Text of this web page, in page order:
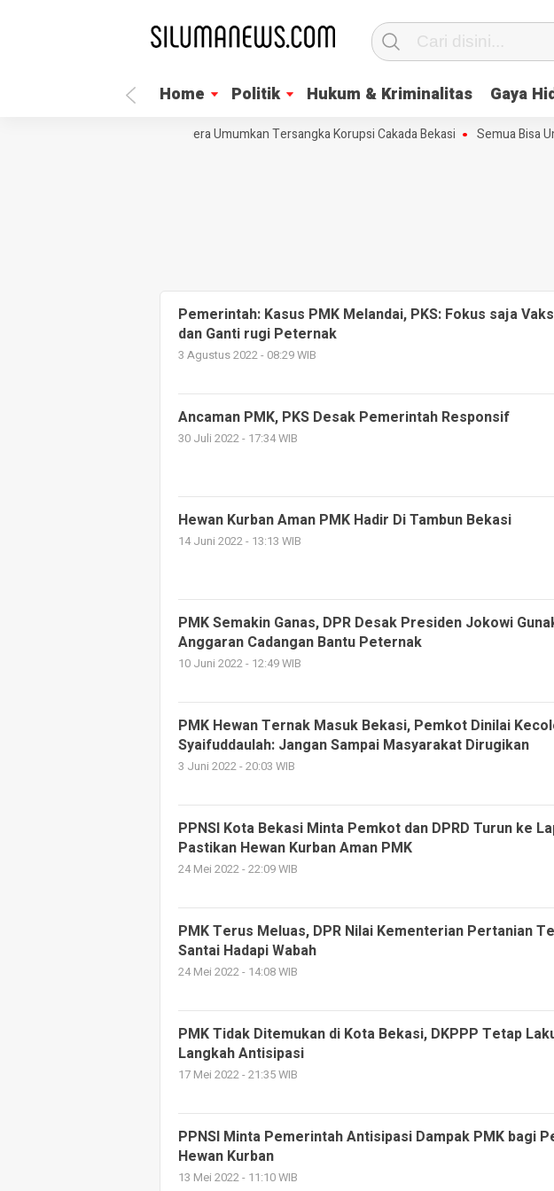
Home Politik Hukum & Kriminalitas Gaya
LSM Trinusa Desak KPK Segera Umumkan Tersangka Korupsi Cakada Bekasi Semua Bisa
Pemerintah: Kasus PMK Melandai, PKS: Fokus saja
dan Ganti rugi Peternak
3 Agustus 2022 - 08:29 WIB
Ancaman PMK, PKS Desak Pemerintah Responsif
30 Juli 2022 - 17:34 WIB
Hewan Kurban Aman PMK Hadir Di Tambun Bekasi
14 Juni 2022 - 13:13 WIB
PMK Semakin Ganas, DPR Desak Presiden Jokowi
Anggaran Cadangan Bantu Peternak
10 Juni 2022 - 12:49 WIB
PMK Hewan Ternak Masuk Bekasi, Pemkot Dinilai
Syaifuddaulah: Jangan Sampai Masyarakat Dirugikan
3 Juni 2022 - 20:03 WIB
PPNSI Kota Bekasi Minta Pemkot dan DPRD Turun ke
Pastikan Hewan Kurban Aman PMK
24 Mei 2022 - 22:09 WIB
PMK Terus Meluas, DPR Nilai Kementerian Pertanian
Santai Hadapi Wabah
24 Mei 2022 - 14:08 WIB
PMK Tidak Ditemukan di Kota Bekasi, DKPPP Tetap
Langkah Antisipasi
17 Mei 2022 - 21:35 WIB
PPNSI Minta Pemerintah Antisipasi Dampak PMK bagi
Hewan Kurban
13 Mei 2022 - 11:10 WIB